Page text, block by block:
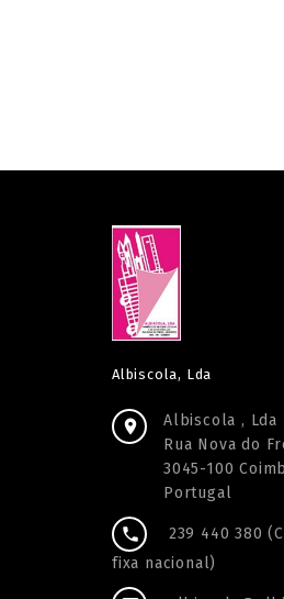
Albiscola, Lda

Albiscola , Lda
Rua Nova do
3045-100
Portugal

239 440 380
fixa nacional)